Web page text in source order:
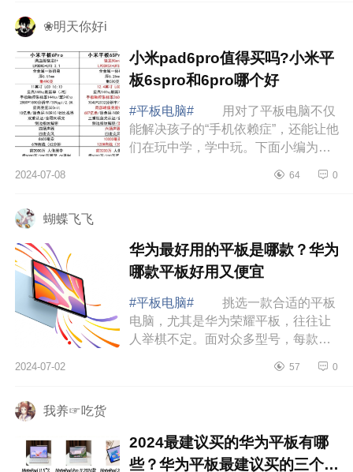
❀明天你好i
小米pad6pro值得买吗?小米平
板6spro和6pro哪个好
#平板电脑#
用对了平板电脑不仅
能解决孩子的“手机依赖症”，还能让他
们在玩中学，学中玩。下面小编为大
平板6spro和6pro哪个好 小米
2024-07-08 64 0
蝴蝶飞飞
华为最好用的平板是哪款？华为
哪款平板好用又便宜
#平板电脑#
挑选一款合适的平板
电脑，尤其是华为荣耀平板，往往让
人举棋不定。面对众多型号，每款都
2024-07-02 57 0
我养☞吃货
2024最建议买的华为平板有哪
些？华为平板最建议买的三个型